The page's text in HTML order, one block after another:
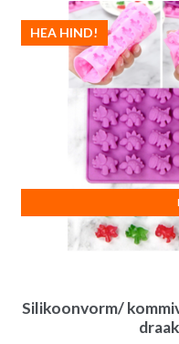
Silikoonvorm/
HEA HIND!